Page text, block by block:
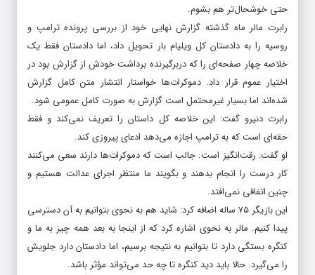
حتی خوشحال‌تر هم بشوم.
رابرت مالر ماه گذشته گزارش نهایی خود از بررسی پرونده ترامپ و
روسیه را به دادستان کل ویلیام بار تحویل داد، اما دادستان فقط یک
خلاصه چهار صفحه‌ای را که دربرگیرنده برداشت خودش از گزارش بود در
اختیار عموم قرار داد. دموکرات‌ها خواستار انتشار متن کامل گزارش
شده‌اند اما بسیار غیرمحتمل است گزارش به صورت کامل عمومی شود.
رابرت دنیرو گفت: این خلاصه کل داستان را تعریف نمی‌کند و فقط
حقه‌ای است که به ترامپ اجازه می‌دهد ادعای پیروزی کند.
او گفت: رقت‌انگیز است. جالب است که دموکرات‌ها دارند سعی می‌کنند
کار درست را انجام بدهند و بگویند ما منتظر اجرای عدالت هستیم و
چنین اتفاقی نمی‌افتد.
این بازیگر ۷۵ ساله اضافه کرد: شاید هم به نحوی بتوانیم به آن دسترسی
پیدا کنیم. مالر به نحوی اشاره کرد که از اینجا به بعد همه چیز به ما و
کنگره بستگی دارد تا بتوانیم به نتیجه برسیم، اما دادستان دارد جلویش
را می‌گیرد. حالا باید دید کنگره تا چه حد می‌تواند مؤثر باشد.